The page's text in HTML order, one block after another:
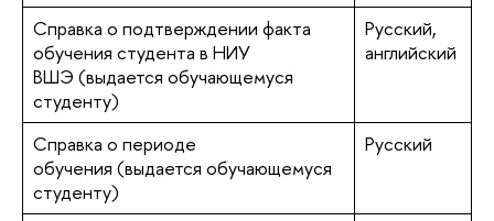
Справка о подтверждении факта
обучения студента в НИУ
ВШЭ (выдается обучающемуся
студенту)
Русский,
английский
Справка о периоде
обучения (выдается обучающемуся
студенту)
Русский